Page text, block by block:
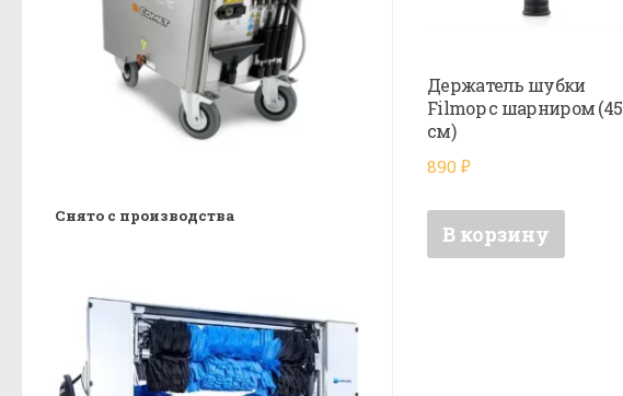
Держатель шубки
Filmop с шарниром (45
см)
890 ₽
В корзину
Снято с производства